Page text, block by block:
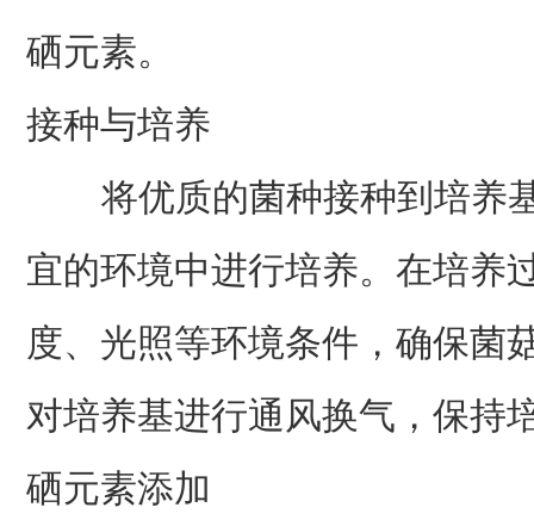
硒元素。
接种与培养
将优质的菌种接种到培养
宜的环境中进行培养。在培养
度、光照等环境条件，确保菌
对培养基进行通风换气，保持
硒元素添加